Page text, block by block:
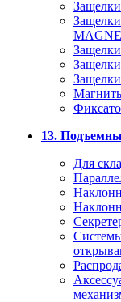
Защелки
13.
Для